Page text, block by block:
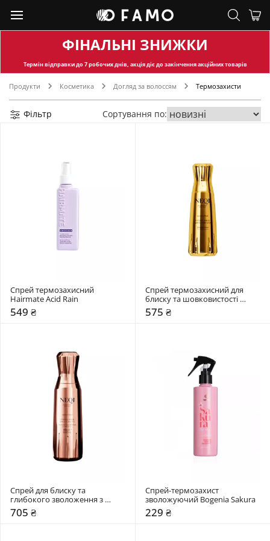
ФІНАЛЬНІ ЗНИЖКИ
Термін відправкидо 7 робочих днів, акція діє до закінчення акційних товарів
Продукти Косметика Догляд за волоссям Термозахисти
Фільтр Сортування по:
Спрей термозахисний
Hairmate Acid Rain
549 ₴
Спрей термозахисний для
блиску та шовковистості
волосся NEQI Diamond Glass
Styling Spray All
575 ₴
Спрей для блиску та
глибокого зволоження з
термозахистом NEQI Diamond
Glass Ultimate Styling Spray
705 ₴
Спрей-термозахист
зволожуючий Bogenia Sakura
229 ₴